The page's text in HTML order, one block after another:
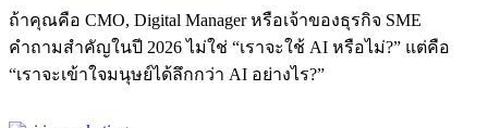
ถ้าคุณคือ CMO, Digital Manager หรือเจ้าของธุรกิจ SME
คำถามสำคัญในปี 2026 ไม่ใช่ “เราจะใช้ AI หรือไม่?” แต่คือ
“เราจะเข้าใจมนุษย์ได้ลึกกว่า AI อย่างไร?”